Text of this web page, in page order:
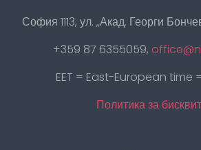
София 1113, ул. „Акад. Георги
+359 87 6355059,
EET = East-European time
Политика за